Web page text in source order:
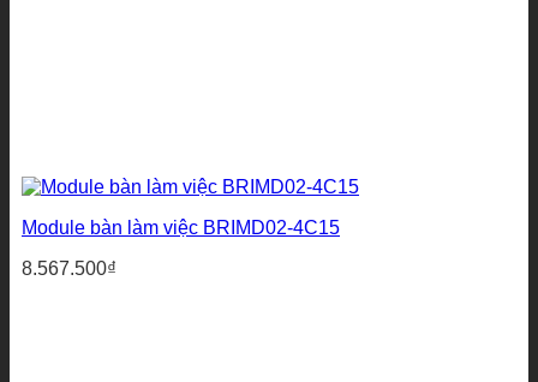
Module bàn làm việc BRIMD02-4C15
8.567.500₫